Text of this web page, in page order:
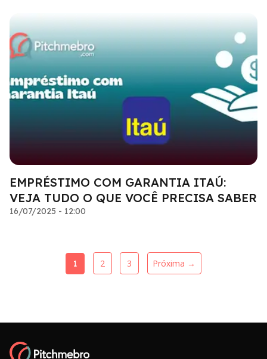
EMPRÉSTIMO COM GARANTIA ITAÚ:
VEJA TUDO O QUE VOCÊ PRECISA SABER
16/07/2025 - 12:00
1 2 3 Próxima →